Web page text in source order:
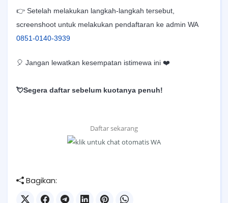
👉 Setelah melakukan langkah-langkah tersebut,
screenshoot untuk melakukan pendaftaran ke admin WA
0851-0140-3939
🎈 Jangan lewatkan kesempatan istimewa ini ❤️
💘Segera daftar sebelum kuotanya penuh!
Daftar sekarang
Bagikan: